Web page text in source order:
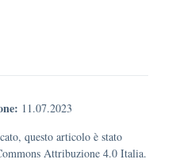
11.07.2023
questo articolo è stato
Attribuzione 4.0 Italia.